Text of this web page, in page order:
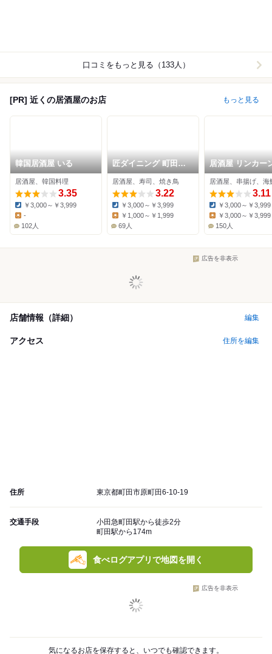
口コミをもっと見る（133人）
[PR] 近くの居酒屋のお店 もっと見る
韓国居酒屋 いる
居酒屋、韓国料理
3.35
Dinner:
￥3,000～￥3,999
-
102人
匠ダイニング 町田北
口店
居酒屋、寿司、焼き鳥
3.22
Dinner:
￥3,000～￥3,999
Lunch:
￥1,000～￥1,999
69人
居酒屋 リンカー
田店
居酒屋、串揚げ、海
3.11
Dinner:
￥3,000～￥3,999
￥3,000～￥3,999
150人
広告を非表示
店舗情報（詳細） 編集
アクセス 住所を編集
住所 東京都町田市原町田6-10-19
交通手段
小田急町田駅から徒歩2分
町田駅から174m
食べログアプリで地図を開く
広告を非表示
気になるお店を保存すると、いつでも確認できます。